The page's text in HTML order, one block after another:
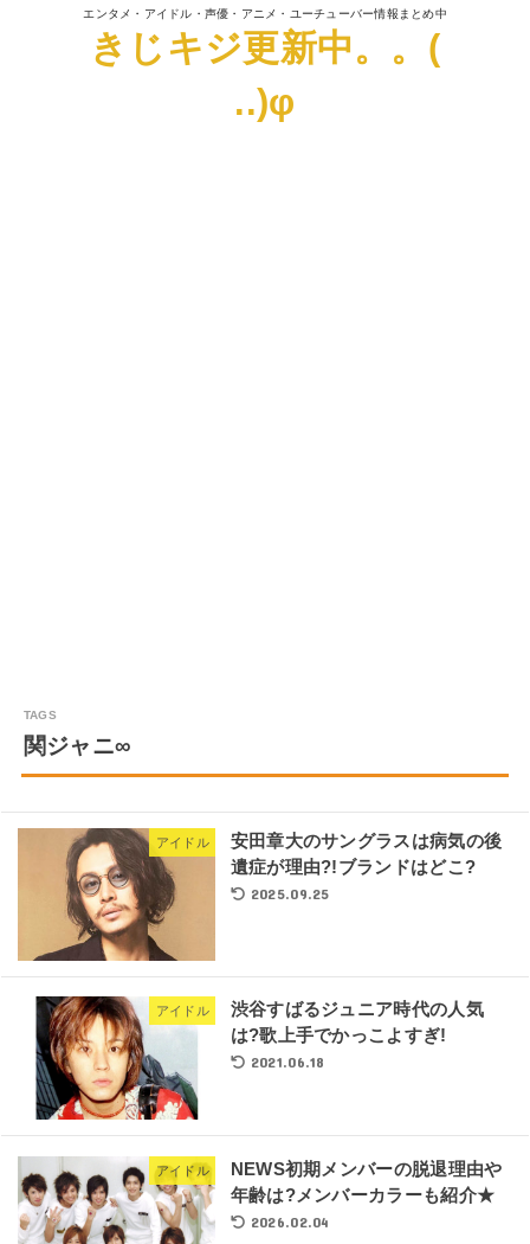
エンタメ・アイドル・声優・アニメ・ユーチューバー情報まとめ中
きじキジ更新中。。(
..)φ
関ジャニ∞
アイドル
安田章大のサングラスは病気の後
遺症が理由?!ブランドはどこ?
2025.09.25
アイドル
渋谷すばるジュニア時代の人気
は?歌上手でかっこよすぎ!
2021.06.18
アイドル
NEWS初期メンバーの脱退理由や
年齢は?メンバーカラーも紹介★
2026.02.04